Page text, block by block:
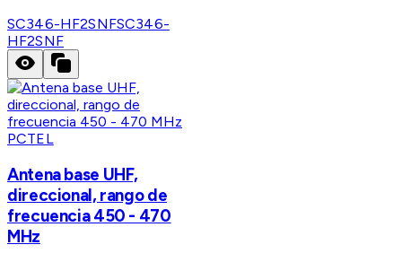
SC346-HF2SNFSC346-
HF2SNF
PCTEL
Antena base UHF,
direccional, rango de
frecuencia 450 - 470
MHz